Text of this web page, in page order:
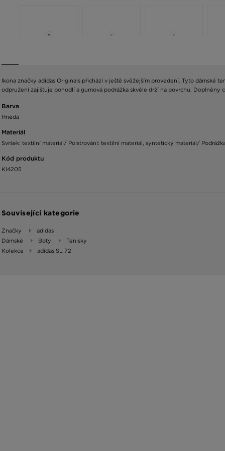
Ikona značky adidas Originals přichází v ještě svěžejším provedení. Tyto dámské
odpružení zajišťuje pohodlí a gumová podrážka skvěle drží na povrchu. Doplněny
Barva
Hnědá
Materiál
Svršek: textilní materiál/ Polstrování: textilní materiál, syntetický materiál/
Kód produktu
KI4205
Související kategorie
Značky
adidas
Dámské
Boty
Tenisky
Kolekce
adidas SL 72